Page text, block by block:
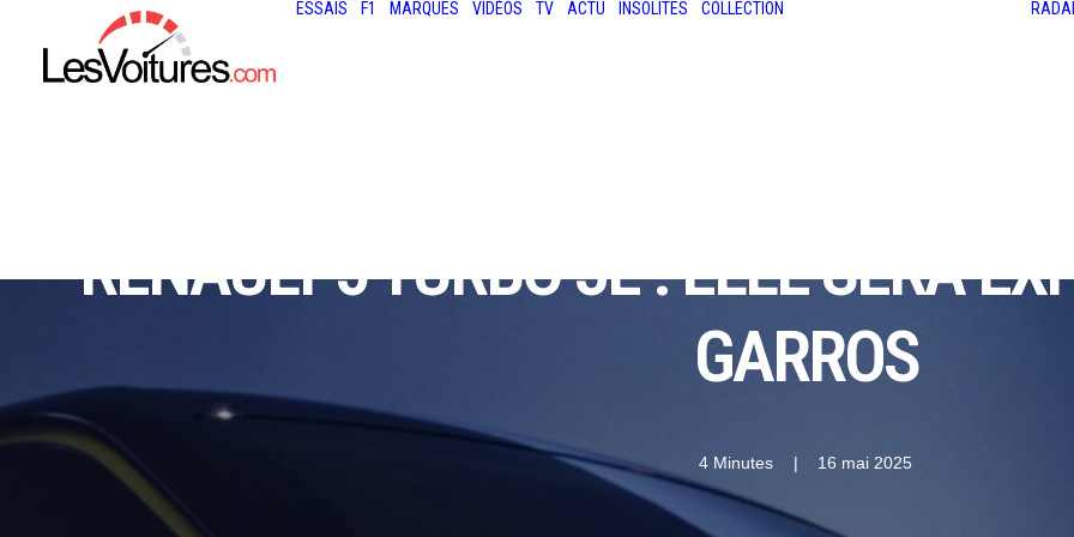
ESSAIS F1 MARQUES VIDÉOS TV ACTU INSOLITES COLLECTION
RENAULT 5 TURBO 3E : ELLE SERA
GARROS
4 Minutes | 16 mai 2025